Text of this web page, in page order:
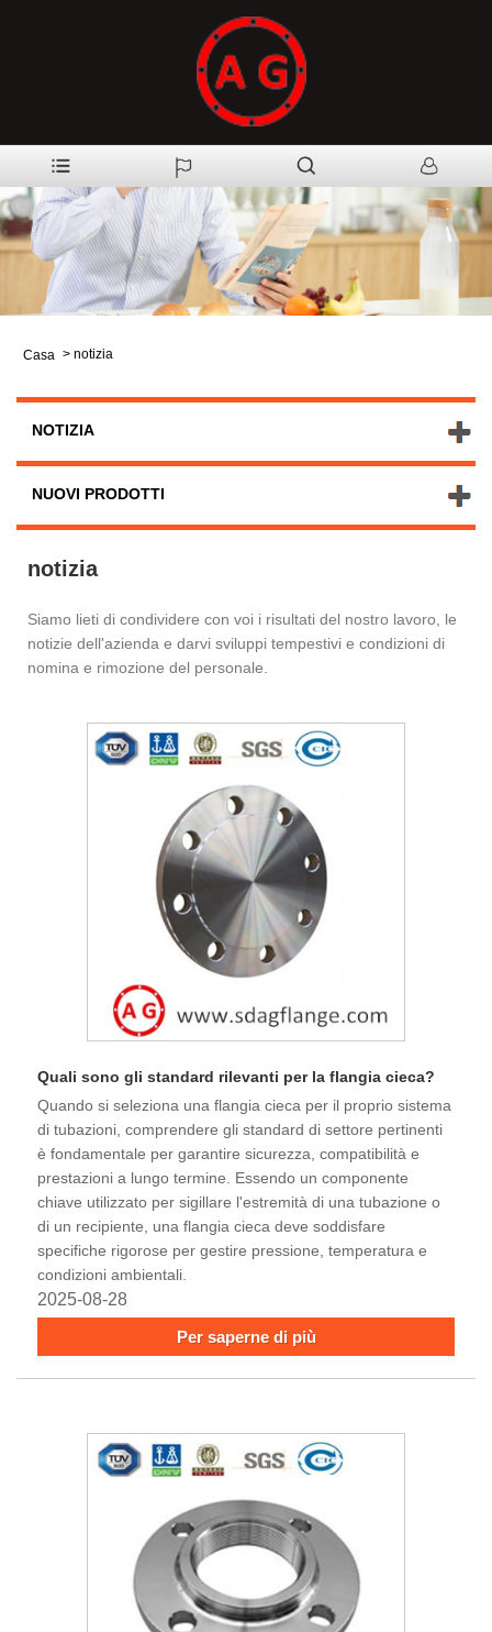
Casa > notizia
NOTIZIA
NUOVI PRODOTTI
notizia
Siamo lieti di condividere con voi i risultati del nostro lavoro, le
notizie dell'azienda e darvi sviluppi tempestivi e condizioni di
nomina e rimozione del personale.
Quali sono gli standard rilevanti per la flangia cieca?
Quando si seleziona una flangia cieca per il proprio sistema
di tubazioni, comprendere gli standard di settore pertinenti
è fondamentale per garantire sicurezza, compatibilità e
prestazioni a lungo termine. Essendo un componente
chiave utilizzato per sigillare l'estremità di una tubazione o
di un recipiente, una flangia cieca deve soddisfare
specifiche rigorose per gestire pressione, temperatura e
condizioni ambientali.
2025-08-28
Per saperne di più